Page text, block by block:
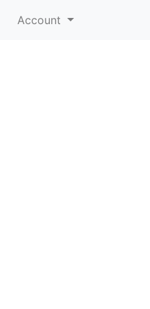
Account